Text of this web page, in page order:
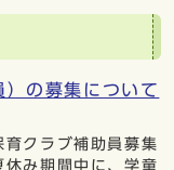
の募集について
クラブ補助員募集
休み期間中に、学童